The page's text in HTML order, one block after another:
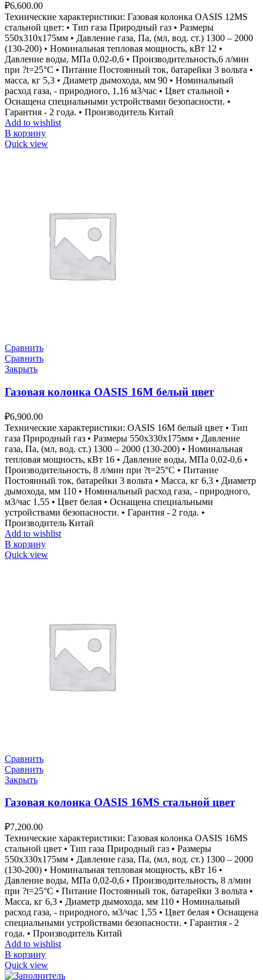
₽6,600.00
Технические характеристики: Газовая колонка OASIS 12MS
стальной цвет: • Тип газа Природный газ • Размеры
550х310х175мм • Давление газа, Па, (мл, вод. ст.) 1300 – 2000
(130-200) • Номинальная тепловая мощность, кВт 12 •
Давление воды, МПа 0,02-0,6 • Производительность,6 л/мин
при ?t=25°С • Питание Постоянный ток, батарейки 3 вольта •
масса, кг 5,3 • Диаметр дымохода, мм 90 • Номинальный
расход газа, - природного, 1,16 м3/час • Цвет стальной •
Оснащена специальными устройствами безопасности. •
Гарантия - 2 года. • Производитель Китай
Add to wishlist
В корзину
Quick view
Сравнить
Сравнить
Закрыть
Газовая колонка OASIS 16M белый цвет
₽6,900.00
Технические характеристики: OASIS 16M белый цвет • Тип
газа Природный газ • Размеры 550х330х175мм • Давление
газа, Па, (мл, вод. ст.) 1300 – 2000 (130-200) • Номинальная
тепловая мощность, кВт 16 • Давление воды, МПа 0,02-0,6 •
Производительность, 8 л/мин при ?t=25°С • Питание
Постоянный ток, батарейки 3 вольта • Масса, кг 6,3 • Диаметр
дымохода, мм 110 • Номинальный расход газа, - природного,
м3/час 1,55 • Цвет белая • Оснащена специальными
устройствами безопасности. • Гарантия - 2 года. •
Производитель Китай
Add to wishlist
В корзину
Quick view
Сравнить
Сравнить
Закрыть
Газовая колонка OASIS 16MS стальной цвет
₽7,200.00
Технические характеристики: Газовая колонка OASIS 16MS
стальной цвет • Тип газа Природный газ • Размеры
550х330х175мм • Давление газа, Па, (мл, вод. ст.) 1300 – 2000
(130-200) • Номинальная тепловая мощность, кВт 16 •
Давление воды, МПа 0,02-0,6 • Производительность, 8 л/мин
при ?t=25°С • Питание Постоянный ток, батарейки 3 вольта •
Масса, кг 6,3 • Диаметр дымохода, мм 110 • Номинальный
расход газа, - природного, м3/час 1,55 • Цвет белая • Оснащена
специальными устройствами безопасности. • Гарантия - 2
года. • Производитель Китай
Add to wishlist
В корзину
Quick view